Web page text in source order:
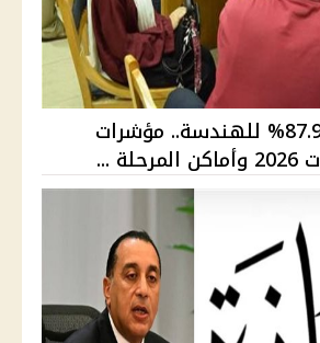
92.8% للطب و87.9% للهندسة.. مؤشرات
...